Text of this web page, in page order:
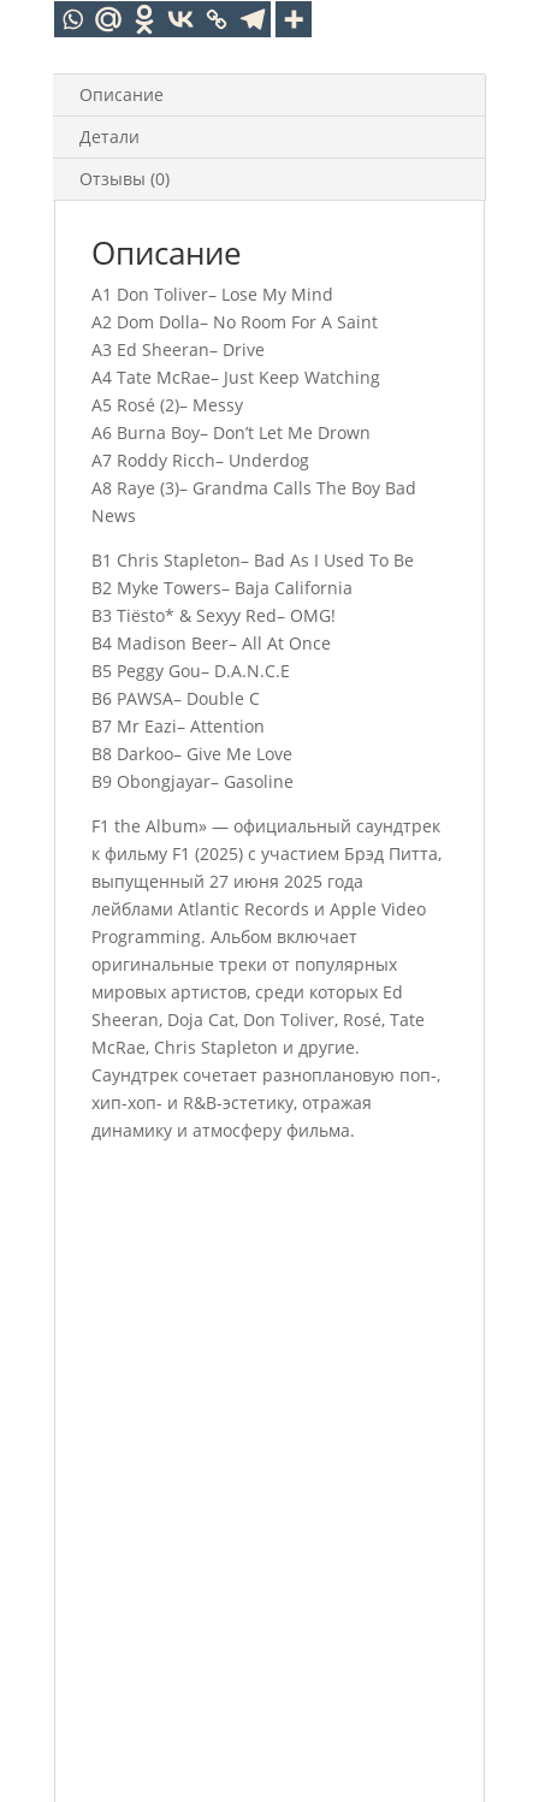
Описание
Детали
Отзывы (0)
Описание
A1 Don Toliver– Lose My Mind
A2 Dom Dolla– No Room For A Saint
A3 Ed Sheeran– Drive
A4 Tate McRae– Just Keep Watching
A5 Rosé (2)– Messy
A6 Burna Boy– Don’t Let Me Drown
A7 Roddy Ricch– Underdog
A8 Raye (3)– Grandma Calls The Boy Bad
News
B1 Chris Stapleton– Bad As I Used To Be
B2 Myke Towers– Baja California
B3 Tiësto* & Sexyy Red– OMG!
B4 Madison Beer– All At Once
B5 Peggy Gou– D.A.N.C.E
B6 PAWSA– Double C
B7 Mr Eazi– Attention
B8 Darkoo– Give Me Love
B9 Obongjayar– Gasoline
F1 the Album» — официальный саундтрек
к фильму F1 (2025) с участием Брэд Питта,
выпущенный 27 июня 2025 года
лейблами Atlantic Records и Apple Video
Programming. Альбом включает
оригинальные треки от популярных
мировых артистов, среди которых Ed
Sheeran, Doja Cat, Don Toliver, Rosé, Tate
McRae, Chris Stapleton и другие.
Саундтрек сочетает разноплановую поп-,
хип-хоп- и R&B-эстетику, отражая
динамику и атмосферу фильма.